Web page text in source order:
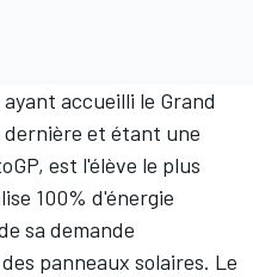
ayant accueilli le Grand
dernière et étant une
est l'élève le plus
100% d'énergie
sa demande
panneaux solaires. Le